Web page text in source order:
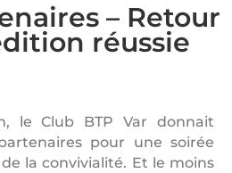
– Retour
réussie
le Club BTP Var donnait
pour une soirée
la convivialité. Et le moins